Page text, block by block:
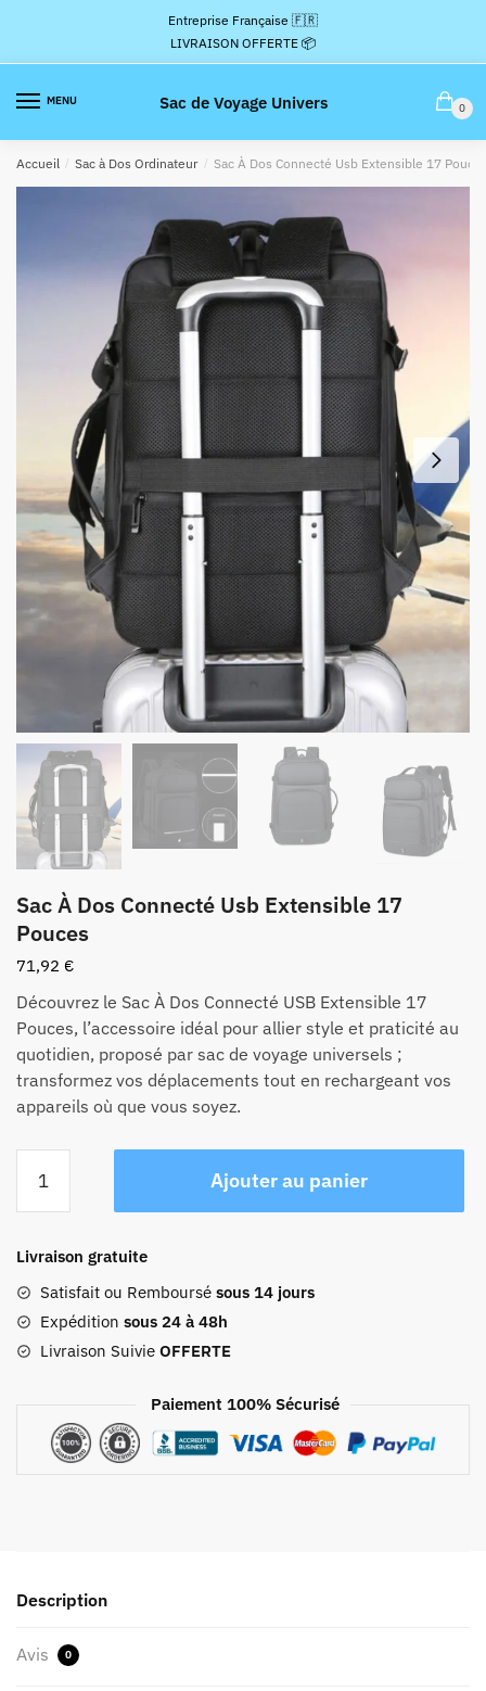
la
navigation
contenu
Entreprise Française 🇫🇷
LIVRAISON OFFERTE 📦
MENU Sac de Voyage Univers 0
Accueil / Sac à Dos Ordinateur / Sac À Dos Connecté Usb Extensible 17
Sac À Dos Connecté Usb Extensible 17
Pouces
71,92 €
Découvrez le Sac À Dos Connecté USB Extensible 17
Pouces, l’accessoire idéal pour allier style et praticité au
quotidien, proposé par sac de voyage universels ;
transformez vos déplacements tout en rechargeant vos
appareils où que vous soyez.
Sac
Dos
Connecté
Usb
Extensible
Ajouter au panier
Livraison gratuite
Satisfait ou Remboursé sous 14 jours
Expédition sous 24 à 48h
Livraison Suivie OFFERTE
Paiement 100% Sécurisé
Description
Avis 0